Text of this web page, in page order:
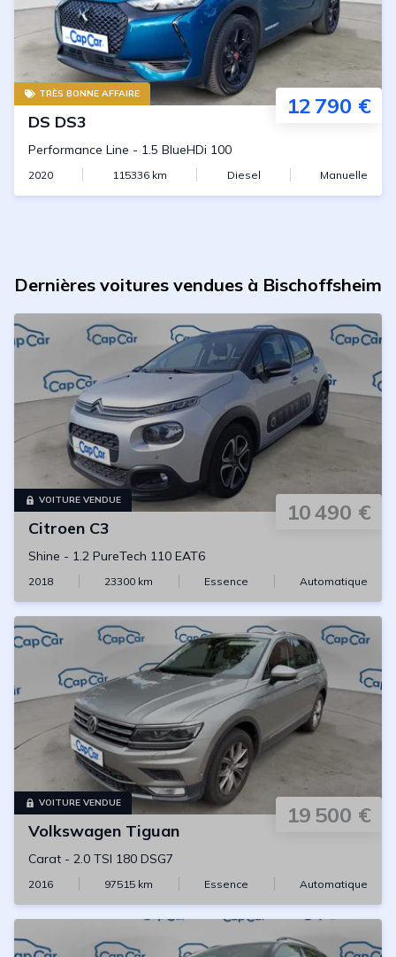
TRÈS BONNE AFFAIRE 12 790 €
DS DS3
Performance Line - 1.5 BlueHDi 100
2020 115336 km Diesel Manuelle
Dernières voitures vendues à Bischoffsheim
VOITURE VENDUE 10 490 €
Citroen C3
Shine - 1.2 PureTech 110 EAT6
2018 23300 km Essence Automatique
VOITURE VENDUE 19 500 €
Volkswagen Tiguan
Carat - 2.0 TSI 180 DSG7
2016 97515 km Essence Automatique